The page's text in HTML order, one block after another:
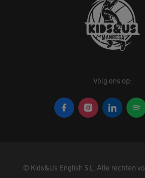
Volg ons op:
© Kids&Us English S.L. Alle rechten